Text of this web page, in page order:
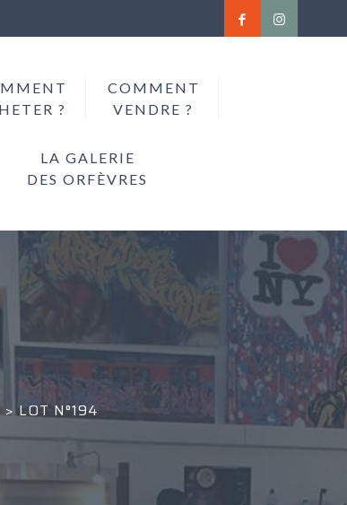
?
COMMENT
VENDRE ?
LA GALERIE
DES ORFÈVRES
>LOT N°194